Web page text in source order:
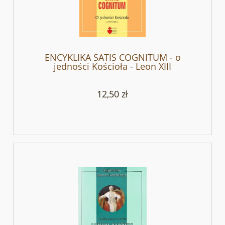
ENCYKLIKA SATIS COGNITUM - o
jedności Kościoła - Leon XIII
12,50 zł